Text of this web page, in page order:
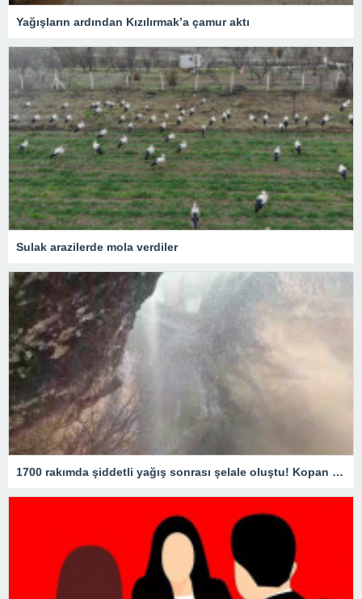
Yağışların ardından Kızılırmak’a çamur aktı
Sulak arazilerde mola verdiler
1700 rakımda şiddetli yağış sonrası şelale oluştu! Kopan kaya parçaları yola savruldu